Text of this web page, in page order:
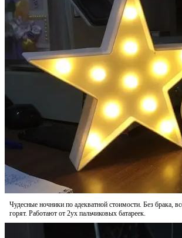
Чудесные ночники по адекватной стоимости. Без брака,
горят. Работают от 2ух пальчиковых батареек.